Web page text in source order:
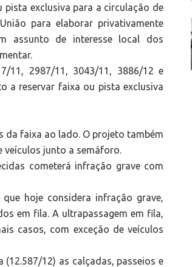
pista exclusiva para a circulação de
para elaborar privativamente
assunto de interesse local dos
11, 2987/11, 3043/11, 3886/12 e
a reservar faixa ou pista exclusiva
da faixa ao lado. O projeto também
veículos junto a semáforo.
cometerá infração grave com
hoje considera infração grave,
em fila. A ultrapassagem em fila,
casos, com exceção de veículos
12) as calçadas, passeios e